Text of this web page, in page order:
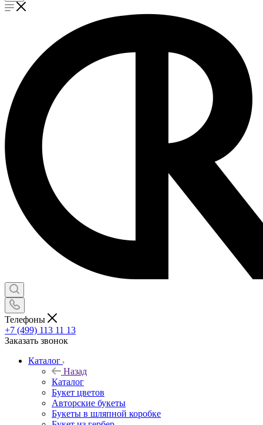
Телефоны
+7 (499) 113 11 13
Заказать звонок
Каталог
Назад
Каталог
Букет цветов
Авторские букеты
Букеты в шляпной коробке